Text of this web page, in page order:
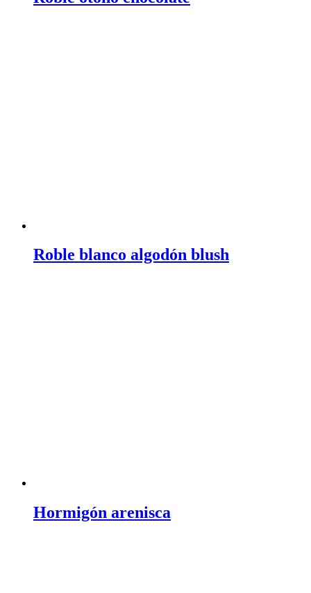
Roble blanco algodón blush
Hormigón arenisca